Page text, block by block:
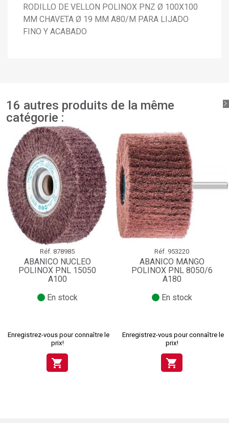
Créer une liste d'envies ×
Connexion
RODILLO DE VELLON POLINOX PNZ Ø 100X100
MM CHAVETA Ø 19 MM A80/M PARA LIJADO
FINO Y ACABADO
16 autres produits de la même
catégorie :
Réf. 878985
ABANICO NUCLEO
POLINOX PNL 15050
A100
En stock
Enregistrez-vous pour connaître le
prix!
shopping_cart
Réf. 953220
ABANICO MANGO
POLINOX PNL 8050/6
A180
En stock
Enregistrez-vous pour connaître le
prix!
shopping_cart